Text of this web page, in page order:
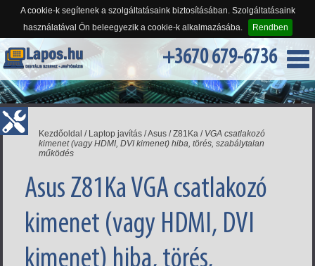
A cookie-k segítenek a szolgáltatásaink biztosításában. Szolgáltatásaink
használatával Ön beleegyezik a cookie-k alkalmazásába.
Rendben
+3670 679-6736
Kezdőoldal / Laptop javítás /Asus /Z81Ka / VGA csatlakozó
kimenet (vagy HDMI, DVI kimenet) hiba, törés, szabálytalan
működés
Asus Z81Ka VGA csatlakozó
kimenet (vagy HDMI, DVI
kimenet) hiba, törés,